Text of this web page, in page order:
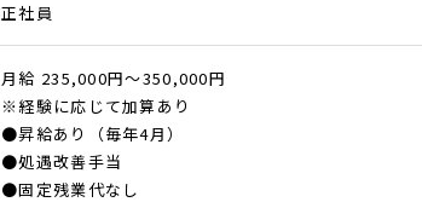
正社員
月給 235,000円～350,000円
※経験に応じて加算あり
●昇給あり（毎年4月）
●処遇改善手当
●固定残業代なし